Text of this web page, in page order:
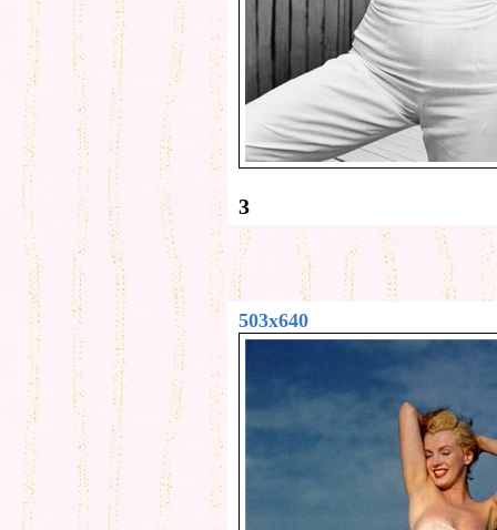
3
503x640